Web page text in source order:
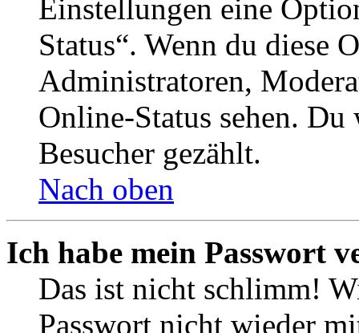
Einstellungen eine
Status“. Wenn du diese
Administratoren,
Online-Status sehen.
Besucher gezählt.
Nach oben
Ich habe mein Passwort
Das ist nicht schlimm!
Passwort nicht wieder